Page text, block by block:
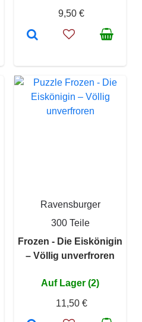
9,50 €
Ravensburger
300 Teile
Frozen - Die Eiskönigin
– Völlig unverfroren
Auf Lager (2)
11,50 €